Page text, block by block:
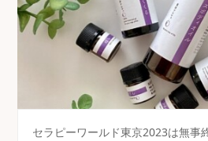
セラピーワールド東京2023は無事